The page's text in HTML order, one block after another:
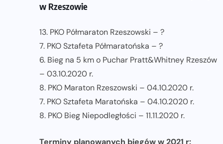
w Rzeszowie
13. PKO Półmaraton Rzeszowski – ?
7. PKO Sztafeta Półmaratońska – ?
6. Bieg na 5 km o Puchar Pratt&Whitney Rzeszów
– 03.10.2020 r.
8. PKO Maraton Rzeszowski – 04.10.2020 r.
7. PKO Sztafeta Maratońska – 04.10.2020 r.
8. PKO Bieg Niepodległości – 11.11.2020 r.
Terminy planowanych biegów w 2021 r: